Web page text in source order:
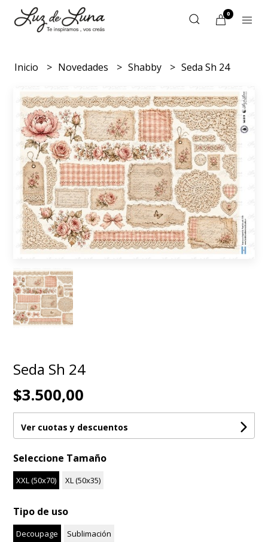
0
Inicio Novedades Shabby Seda Sh 24
Seda Sh 24
$3.500,00
Ver cuotas y descuentos
Seleccione Tamaño
XXL (50x70) XL (50x35)
Tipo de uso
Decoupage Sublimación